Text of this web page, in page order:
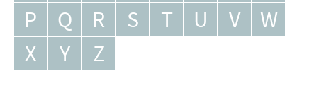
P
Q R S T U V
W
X
Y Z